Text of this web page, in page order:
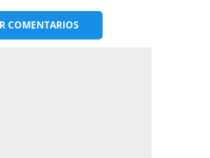
COMENTARIOS